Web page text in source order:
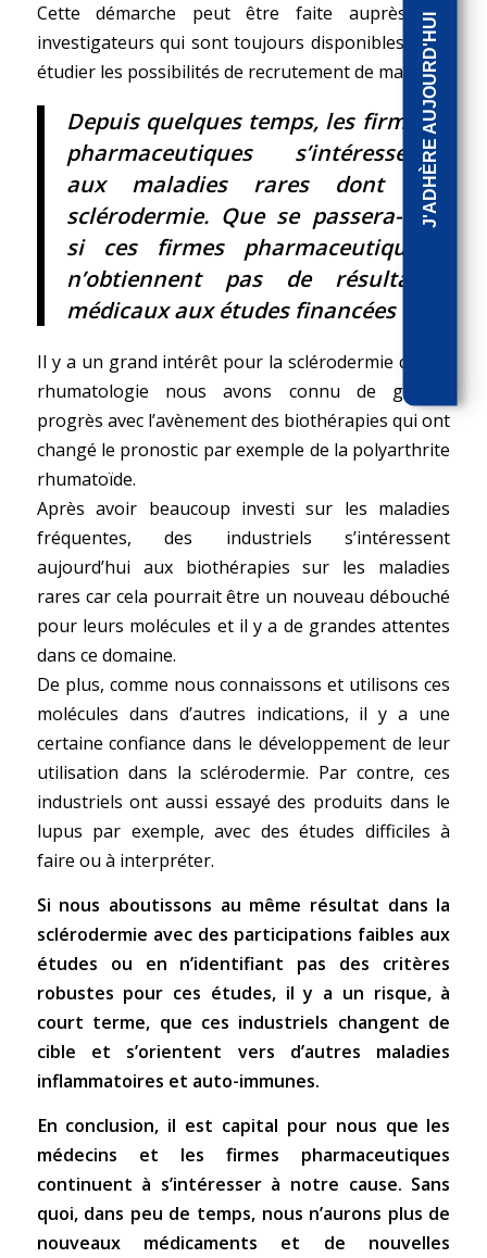
Cette démarche peut être faite auprès des
investigateurs qui sont toujours disponibles pour
étudier les possibilités de recrutement de malades.
Depuis quelques temps, les firmes
pharmaceutiques s’intéressent
aux maladies rares dont la
sclérodermie. Que se passera-t-il
si ces firmes pharmaceutiques
n’obtiennent pas de résultats
médicaux aux études financées ?
Il y a un grand intérêt pour la sclérodermie car en
rhumatologie nous avons connu de grands
progrès avec l’avènement des biothérapies qui ont
changé le pronostic par exemple de la polyarthrite
rhumatoïde.
Après avoir beaucoup investi sur les maladies
fréquentes, des industriels s’intéressent
aujourd’hui aux biothérapies sur les maladies
rares car cela pourrait être un nouveau débouché
pour leurs molécules et il y a de grandes attentes
dans ce domaine.
De plus, comme nous connaissons et utilisons ces
molécules dans d’autres indications, il y a une
certaine confiance dans le développement de leur
utilisation dans la sclérodermie. Par contre, ces
industriels ont aussi essayé des produits dans le
lupus par exemple, avec des études difficiles à
faire ou à interpréter.
Si nous aboutissons au même résultat dans la
sclérodermie avec des participations faibles aux
études ou en n’identifiant pas des critères
robustes pour ces études, il y a un risque, à
court terme, que ces industriels changent de
cible et s’orientent vers d’autres maladies
inflammatoires et auto-immunes.
En conclusion, il est capital pour nous que les
médecins et les firmes pharmaceutiques
continuent à s’intéresser à notre cause. Sans
quoi, dans peu de temps, nous n’aurons plus de
nouveaux médicaments et de nouvelles
J'ADHÈRE AUJOURD'HUI